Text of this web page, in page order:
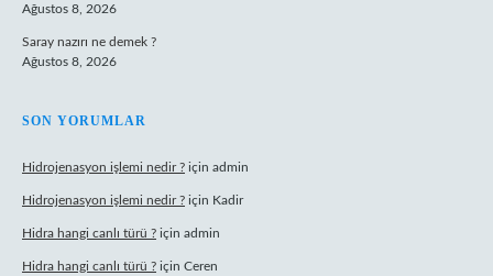
Ağustos 8, 2026
Saray nazırı ne demek ?
Ağustos 8, 2026
SON YORUMLAR
Hidrojenasyon işlemi nedir ? için admin
Hidrojenasyon işlemi nedir ? için Kadir
Hidra hangi canlı türü ? için admin
Hidra hangi canlı türü ? için Ceren